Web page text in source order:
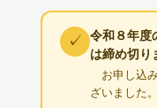
✓ 令和８年度
は締め切り
お申し込
ざいました。